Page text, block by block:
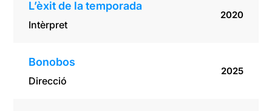
L’èxit de la temporada
Intèrpret
2020
Bonobos
Direcció
2025